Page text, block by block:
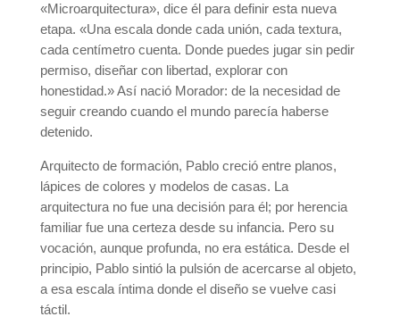
«Microarquitectura», dice él para definir esta nueva
etapa. «Una escala donde cada unión, cada textura,
cada centímetro cuenta. Donde puedes jugar sin pedir
permiso, diseñar con libertad, explorar con
honestidad.» Así nació Morador: de la necesidad de
seguir creando cuando el mundo parecía haberse
detenido.
Arquitecto de formación, Pablo creció entre planos,
lápices de colores y modelos de casas. La
arquitectura no fue una decisión para él; por herencia
familiar fue una certeza desde su infancia. Pero su
vocación, aunque profunda, no era estática. Desde el
principio, Pablo sintió la pulsión de acercarse al objeto,
a esa escala íntima donde el diseño se vuelve casi
táctil.